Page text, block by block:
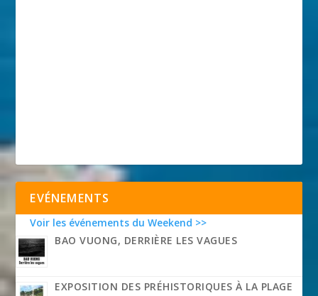
EVÉNEMENTS
Voir les événements du Weekend >>
BAO VUONG, DERRIÈRE LES VAGUES
EXPOSITION DES PRÉHISTORIQUES À LA PLAGE